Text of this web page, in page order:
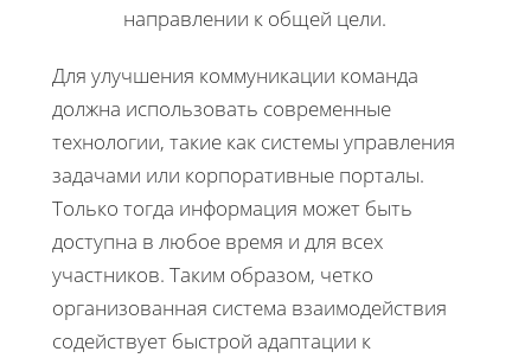
направлении к общей цели.
Для улучшения коммуникации команда
должна использовать современные
технологии, такие как системы управления
задачами или корпоративные порталы.
Только тогда информация может быть
доступна в любое время и для всех
участников. Таким образом, четко
организованная система взаимодействия
содействует быстрой адаптации к